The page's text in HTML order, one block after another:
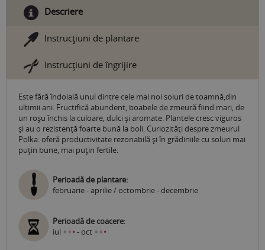
Descriere
Instrucţiuni de plantare
Instrucţiuni de îngrijire
Este fără îndoială unul dintre cele mai noi soiuri de toamnă,din
ultimii ani. Fructifică abundent, boabele de zmeură fiind mari, de
un roșu închis la culoare, dulci și aromate. Plantele cresc viguros
şi au o rezistenţă foarte bună la boli. Curiozităţi despre zmeurul
Polka: oferă productivitate rezonabilă şi în grădiniile cu soluri mai
puţin bune, mai puţin fertile.
Perioadă de plantare:
februarie - aprilie / octombrie - decembrie
Perioadă de coacere:
iul •••- oct •••